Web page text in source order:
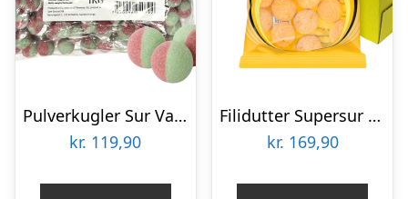
Pulverkugler Sur Vandmelon Økonomipakke – 1 kg
kr. 119,90
Filidutter Supersur Appelsin Økonomipakke – 20 x 65 g
kr. 169,90